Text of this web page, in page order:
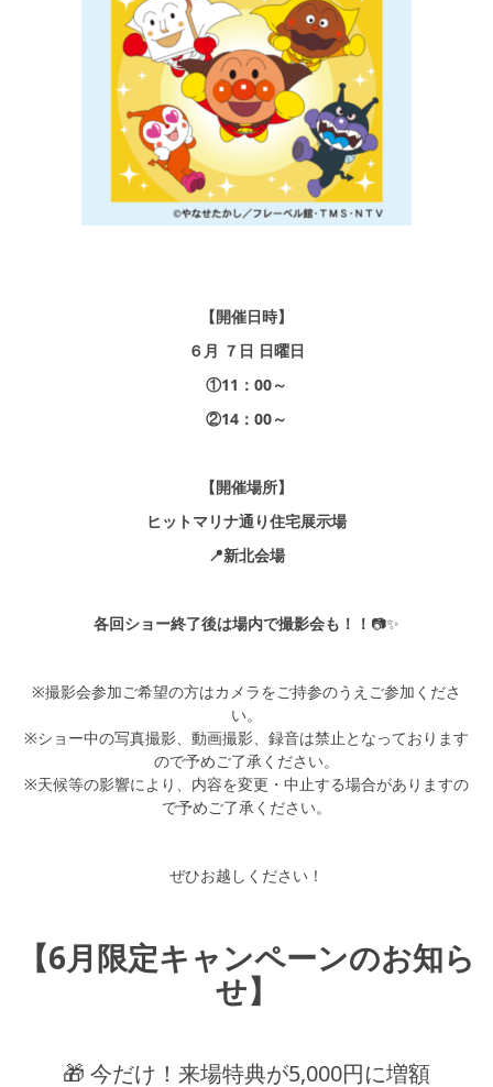
家づくりの知識
企業情報
お問い合わせ
【開催日時】
６月 ７日 日曜日
①11：00～
②14：00～
【開催場所】
ヒットマリナ通り住宅展示場
📍新北会場
各回ショー終了後は場内で撮影会も！！ 📷✨
※撮影会参加ご希望の方はカメラをご持参のうえご参加くださ
い。
※ショー中の写真撮影、動画撮影、録音は禁止となっております
ので予めご了承ください。
※天候等の影響により、内容を変更・中止する場合がありますの
で予めご了承ください。
ぜひお越しください！
【6月限定キャンペーンのお知ら
せ】
🎁 今だけ！来場特典が5,000円に増額